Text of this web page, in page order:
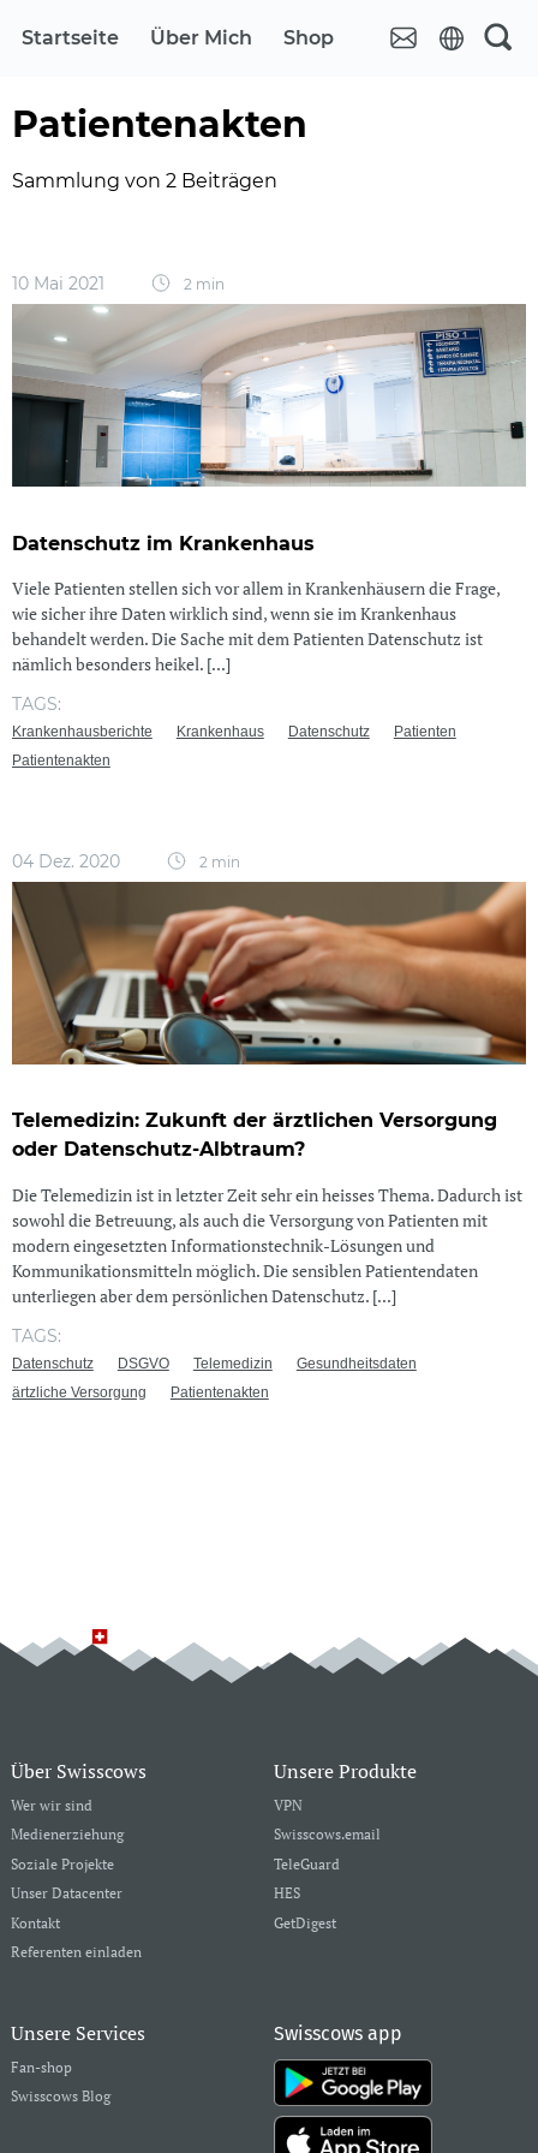
Startseite Über Mich Shop
Patientenakten
Sammlung von 2 Beiträgen
10 Mai 2021 2 min
Datenschutz im Krankenhaus
Viele Patienten stellen sich vor allem in Krankenhäusern die Frage,
wie sicher ihre Daten wirklich sind, wenn sie im Krankenhaus
behandelt werden. Die Sache mit dem Patienten Datenschutz ist
nämlich besonders heikel. [...]
TAGS:
Krankenhausberichte Krankenhaus Datenschutz
Patienten
Patientenakten
04 Dez. 2020 2 min
Telemedizin: Zukunft der ärztlichen Versorgung
oder Datenschutz-Albtraum?
Die Telemedizin ist in letzter Zeit sehr ein heisses Thema. Dadurch ist
sowohl die Betreuung, als auch die Versorgung von Patienten mit
modern eingesetzten Informationstechnik-Lösungen und
Kommunikationsmitteln möglich. Die sensiblen Patientendaten
unterliegen aber dem persönlichen Datenschutz. [...]
TAGS:
Datenschutz DSGVO Telemedizin
Gesundheitsdaten
ärtzliche Versorgung
Patientenakten
Über Swisscows
Wer wir sind
Medienerziehung
Soziale Projekte
Unser Datacenter
Kontakt
Referenten einladen
Unsere Produkte
VPN
Swisscows.email
TeleGuard
HES
GetDigest
Unsere Services
Fan-shop
Swisscows Blog
Swisscows app